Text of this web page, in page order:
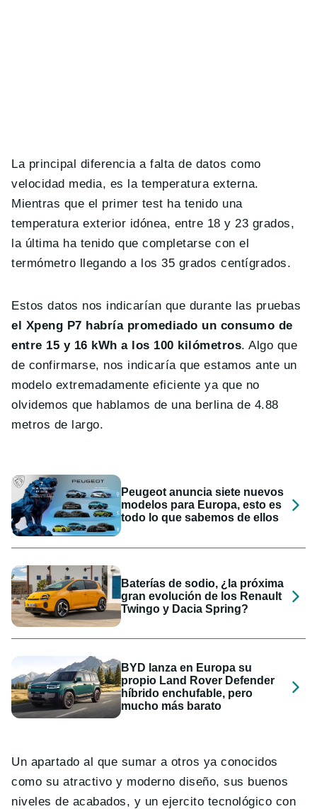
La principal diferencia a falta de datos como
velocidad media, es la temperatura externa.
Mientras que el primer test ha tenido una
temperatura exterior idónea, entre 18 y 23 grados,
la última ha tenido que completarse con el
termómetro llegando a los 35 grados centígrados.
Estos datos nos indicarían que durante las pruebas
el Xpeng P7 habría promediado un consumo de
entre 15 y 16 kWh a los 100 kilómetros. Algo que
de confirmarse, nos indicaría que estamos ante un
modelo extremadamente eficiente ya que no
olvidemos que hablamos de una berlina de 4.88
metros de largo.
Peugeot anuncia siete nuevos
modelos para Europa, esto es
todo lo que sabemos de ellos
Baterías de sodio, ¿la próxima
gran evolución de los Renault
Twingo y Dacia Spring?
BYD lanza en Europa su
propio Land Rover Defender
híbrido enchufable, pero
mucho más barato
Un apartado al que sumar a otros ya conocidos
como su atractivo y moderno diseño, sus buenos
niveles de acabados, y un ejercito tecnológico con